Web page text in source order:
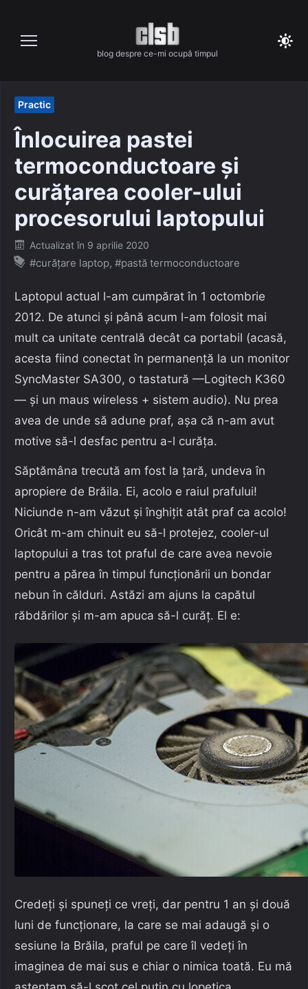
content
blog despre ce-mi ocupă timpul
Practic
Înlocuirea pastei
termoconductoare și
curățarea cooler-ului
procesorului laptopului
Posted
on
Actualizat în 9 aprilie 2020
#curățare laptop, #pastă termoconductoare
Laptopul actual l-am cumpărat în 1 octombrie
2012. De atunci și până acum l-am folosit mai
mult ca unitate centrală decât ca portabil (acasă,
acesta fiind conectat în permanență la un monitor
SyncMaster SA300, o tastatură —Logitech K360
— și un maus wireless + sistem audio). Nu prea
avea de unde să adune praf, așa că n-am avut
motive să-l desfac pentru a-l curăța.
Săptămâna trecută am fost la țară, undeva în
apropiere de Brăila. Ei, acolo e raiul prafului!
Niciunde n-am văzut și înghițit atât praf ca acolo!
Oricât m-am chinuit eu să-l protejez, cooler-ul
laptopului a tras tot praful de care avea nevoie
pentru a părea în timpul funcționării un bondar
nebun în călduri. Astăzi am ajuns la capătul
răbdărilor și m-am apuca să-l curăț. El e:
Credeți și spuneți ce vreți, dar pentru 1 an și două
luni de funcționare, la care se mai adaugă și o
sesiune la Brăila, praful pe care îl vedeți în
imaginea de mai sus e chiar o nimica toată. Eu mă